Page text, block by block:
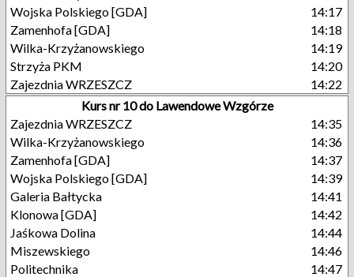
Wojska Polskiego [GDA]
14:17
Zamenhofa [GDA]
14:18
Wilka-Krzyżanowskiego
14:19
Strzyża PKM
14:20
Zajezdnia WRZESZCZ
14:22
Kurs nr 10 do Lawendowe Wzgórze
Zajezdnia WRZESZCZ
14:35
Wilka-Krzyżanowskiego
14:36
Zamenhofa [GDA]
14:37
Wojska Polskiego [GDA]
14:39
Galeria Bałtycka
14:41
Klonowa [GDA]
14:42
Jaśkowa Dolina
14:44
Miszewskiego
14:46
Politechnika
14:47